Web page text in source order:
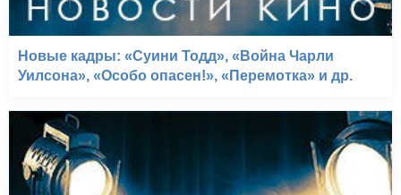
Новые кадры: «Суини Тодд», «Война Чарли
Уилсона», «Особо опасен!», «Перемотка» и др.